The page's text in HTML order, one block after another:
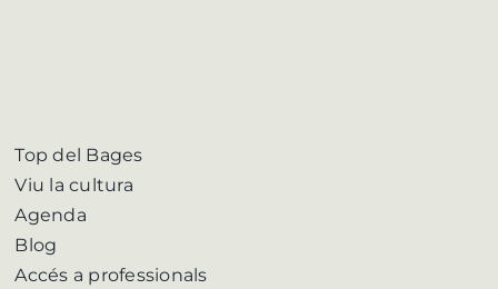
Top del Bages
Viu la cultura
Agenda
Blog
Accés a professionals